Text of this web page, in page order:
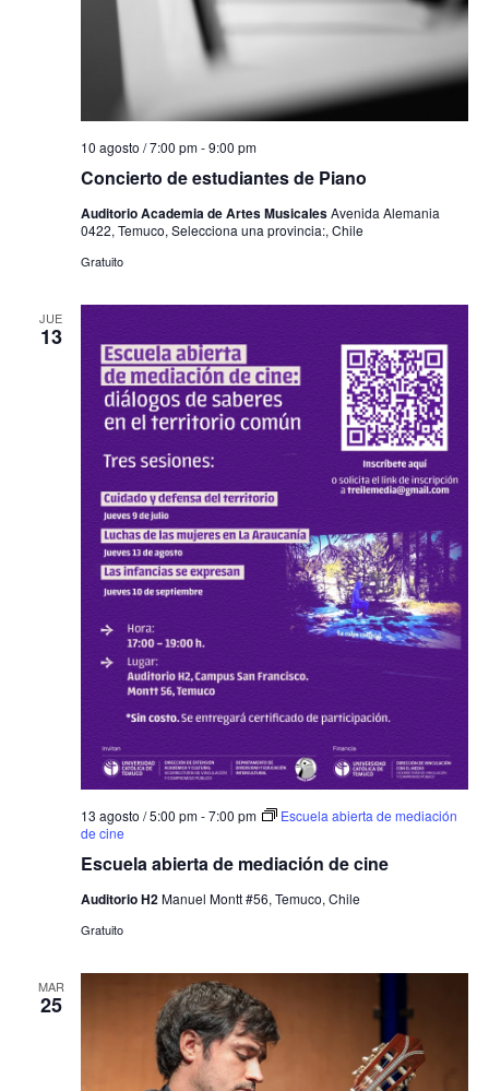
Concierto de estudiantes de Piano
10 agosto / 7:00 pm-9:00 pm
Auditorio Academia de Artes MusicalesAvenida Alemania
0422, Temuco, Selecciona una provincia:, Chile
Gratuito
JUE
13
Escuela abierta de mediación de cine
13 agosto / 5:00 pm-7:00 pm
Escuela abierta de mediación
de cine
Auditorio H2Manuel Montt #56, Temuco, Chile
Gratuito
MAR
25